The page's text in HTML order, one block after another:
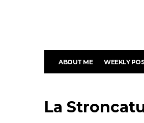
ABOUT ME WEEKLY
La